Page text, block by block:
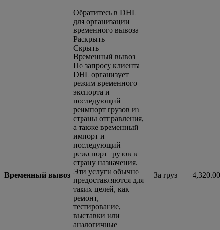
Временный вывоз
Обратитесь в DHL
для организации
временного вывоза
Раскрыть
Скрыть
Временный вывоз
По запросу клиента
DHL организует
режим временного
экспорта и
последующий
реимпорт грузов из
страны отправления,
а также временный
импорт и
последующий
реэкспорт грузов в
страну назначения.
Эти услуги обычно
предоставляются для
таких целей, как
ремонт,
тестирование,
выставки или
аналогичные
За груз